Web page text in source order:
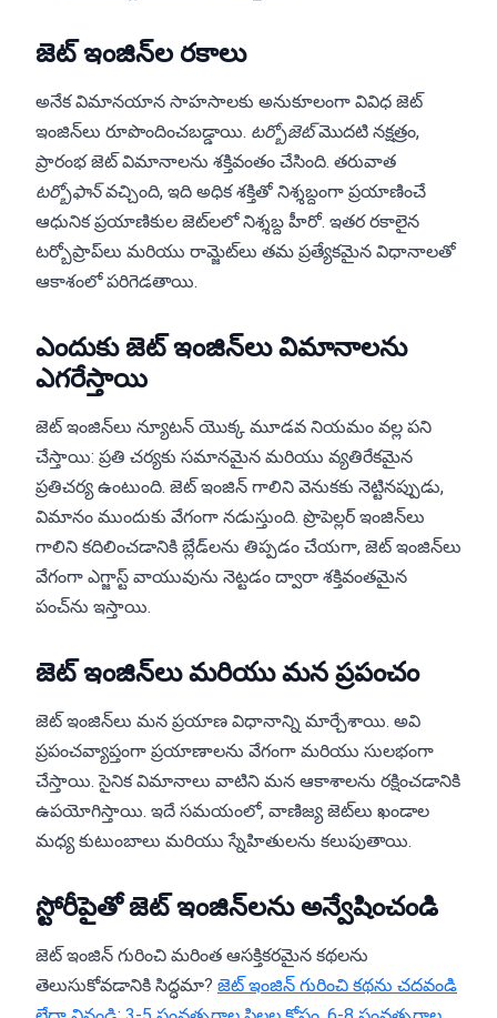
జెట్ ఇంజిన్‌ల రకాలు
అనేక విమానయాన సాహసాలకు అనుకూలంగా వివిధ జెట్
ఇంజిన్‌లు రూపొందించబడ్డాయి. టర్బోజెట్మొదటి నక్షత్రం,
ప్రారంభ జెట్ విమానాలను శక్తివంతం చేసింది. తరువాత
టర్బోఫాన్వచ్చింది, ఇది అధిక శక్తితో నిశ్శబ్దంగా ప్రయాణించే
ఆధునిక ప్రయాణికుల జెట్‌లలో నిశ్శబ్ద హీరో. ఇతర రకాలైన
టర్బోప్రాప్‌లు మరియు రామ్జెట్‌లు తమ ప్రత్యేకమైన విధానాలతో
ఆకాశంలో పరిగెడతాయి.
ఎందుకు జెట్ ఇంజిన్‌లు విమానాలను
ఎగరేస్తాయి
జెట్ ఇంజిన్‌లు న్యూటన్ యొక్క మూడవ నియమం వల్ల పని
చేస్తాయి: ప్రతి చర్యకు సమానమైన మరియు వ్యతిరేకమైన
ప్రతిచర్య ఉంటుంది. జెట్ ఇంజిన్ గాలిని వెనుకకు నెట్టినప్పుడు,
విమానం ముందుకు వేగంగా నడుస్తుంది. ప్రొపెల్లర్ ఇంజిన్‌లు
గాలిని కదిలించడానికి బ్లేడ్‌లను తిప్పడం చేయగా, జెట్ ఇంజిన్‌లు
వేగంగా ఎగ్జాస్ట్ వాయువును నెట్టడం ద్వారా శక్తివంతమైన
పంచ్‌ను ఇస్తాయి.
జెట్ ఇంజిన్‌లు మరియు మన ప్రపంచం
జెట్ ఇంజిన్‌లు మన ప్రయాణ విధానాన్ని మార్చేశాయి. అవి
ప్రపంచవ్యాప్తంగా ప్రయాణాలను వేగంగా మరియు సులభంగా
చేస్తాయి. సైనిక విమానాలు వాటిని మన ఆకాశాలను రక్షించడానికి
ఉపయోగిస్తాయి. ఇదే సమయంలో, వాణిజ్య జెట్‌లు ఖండాల
మధ్య కుటుంబాలు మరియు స్నేహితులను కలుపుతాయి.
స్టోరీపైతో జెట్ ఇంజిన్‌లను అన్వేషించండి
జెట్ ఇంజిన్ గురించి మరింత ఆసక్తికరమైన కథలను
తెలుసుకోవడానికి సిద్ధమా? జెట్ ఇంజిన్ గురించి కథను చదవండి